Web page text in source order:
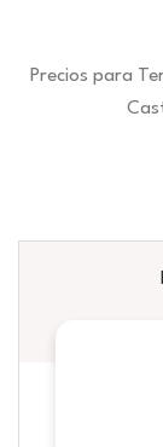
Precios para